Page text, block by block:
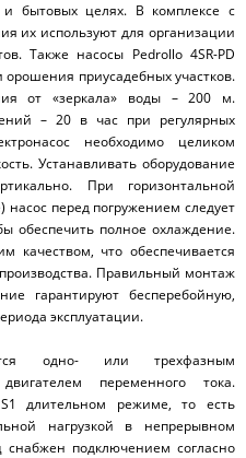
бытовых целях. В комплексе с
их используют для организации
Также насосы Pedrollo 4SR-PD
приусадебных участков.
от «зеркала» воды – 200 м.
– 20 в час при регулярных
необходимо целиком
Устанавливать оборудование
При горизонтальной
насос перед погружением следует
обеспечить полное охлаждение.
качеством, что обеспечивается
Правильный монтаж
гарантируют бесперебойную,
эксплуатации.
одно- или трехфазным
переменного тока.
длительном режиме, то есть
нагрузкой в непрерывном
подключением согласно